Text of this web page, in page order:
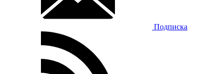
Подписка